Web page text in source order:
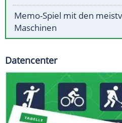
Memo-Spiel mit den
Maschinen
Datencenter